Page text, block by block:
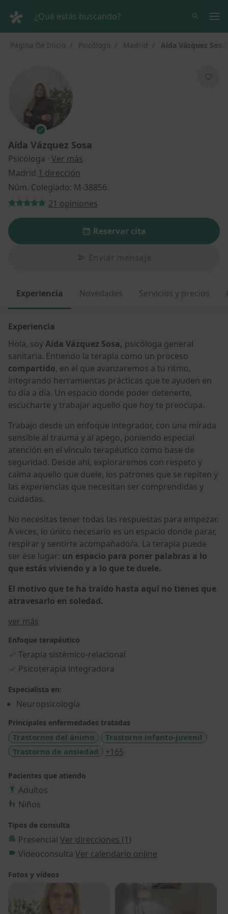
¿Qué estás buscando?
Página De Inicio Psicólogo Madrid Aída Vázquez Sosa
Aída Vázquez Sosa
Psicóloga · Ver más
Madrid 1 dirección
Núm. Colegiado: M-38856
21 opiniones
Reservar cita
Experiencia Novedades Servicios y precios
Experiencia
Hola, soyAída Vázquez Sosa, psicóloga general
sanitaria. Entiendo la terapia como un proceso
compartido, en el que avanzaremos a tu ritmo,
integrando herramientas prácticas que te ayuden en
tu día a día. Un espacio donde poder detenerte,
escucharte y trabajar aquello que hoy te preocupa.
Trabajo desde un enfoque integrador, con una mirada
sensible al trauma y al apego, poniendo especial
atención en el vínculo terapéutico como base de
seguridad. Desde ahí, exploraremos con respeto y
calma aquello que duele, los patrones que se repiten y
las experiencias que necesitan ser comprendidas y
cuidadas.
No necesitas tener todas las respuestas para empezar.
A veces, lo único necesario es un espacio donde parar,
respirar y sentirte acompañado/a. La terapia puede
ser ese lugar: un espacio para poner palabras a lo
que estás viviendo y a lo que te duele.
El motivo que te ha traído hasta aquí no tienes que
atravesarlo en soledad.
ver más
Enfoque terapéutico
Terapia sistémico-relacional
Psicoterapia integradora
Especialista en:
Neuropsicología
Principales enfermedades tratadas
Trastornos del ánimo
Trastorno infanto-juvenil
Trastorno de ansiedad
+165
Pacientes que atiendo
Adultos
Niños
Tipos de consulta
Presencial Ver direcciones (1)
Videoconsulta Ver calendario online
Fotos y vídeos